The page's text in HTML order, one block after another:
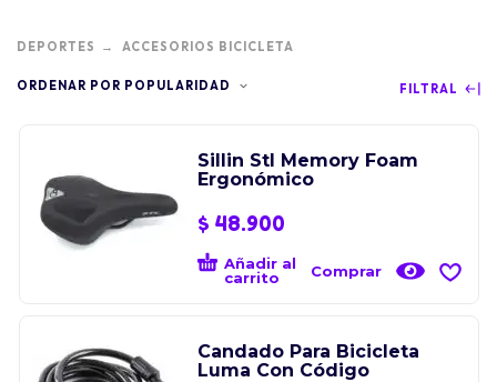
DEPORTES ACCESORIOS BICICLETA
ORDENAR POR POPULARIDAD FILTRAL
Sillin Stl Memory Foam
Ergonómico
$ 48.900
Añadir al
carrito
Comprar
Candado Para Bicicleta
Luma Con Código